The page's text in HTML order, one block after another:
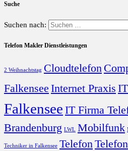
Suche
Suchen nach:
Telefon Makler Dienstleistungen
2 Weihnachtstag Cloudtelefon
Falkensee Internet Praxis
Falkensee IT Firma
Brandenburg LWL Mobilfunk
Techniker in Falkensee Telefon